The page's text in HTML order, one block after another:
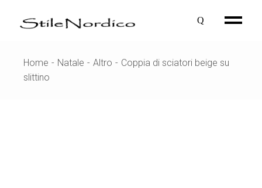
content
Home Natale Altro
Coppia di sciatori beige su
slittino